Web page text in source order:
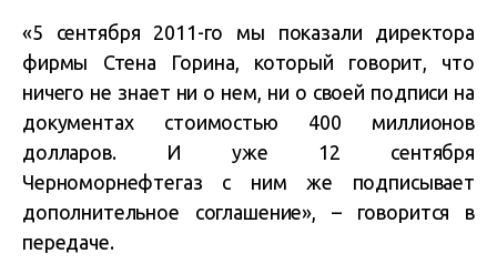
«5 сентября 2011-го мы показали директора
фирмы Стена Горина, который говорит, что
ничего не знает ни о нем, ни о своей подписи на
документах стоимостью 400 миллионов
долларов. И уже 12 сентября
Черноморнефтегаз с ним же подписывает
дополнительное соглашение», – говорится в
передаче.